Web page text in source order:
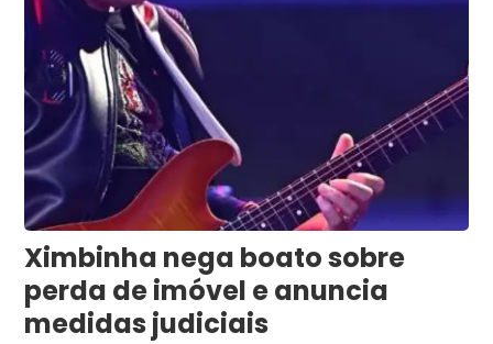
Ximbinha nega boato sobre
perda de imóvel e anuncia
medidas judiciais